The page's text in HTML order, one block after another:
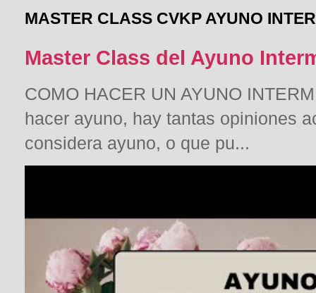
MASTER CLASS CVKP AYUNO
Master Class del Ayuno
COMO HACER UN AYUNO
hacer ayuno, hay tantas opiniones
considera ayuno, o que pu...